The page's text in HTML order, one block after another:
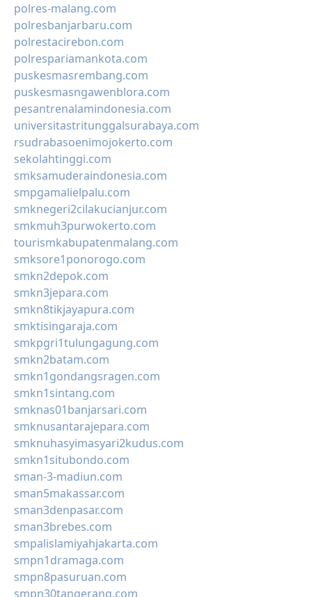
polres-malang.com
polresbanjarbaru.com
polrestacirebon.com
polrespariamankota.com
puskesmasrembang.com
puskesmasngawenblora.com
pesantrenalamindonesia.com
universitastritunggalsurabaya.com
rsudrabasoenimojokerto.com
sekolahtinggi.com
smksamuderaindonesia.com
smpgamalielpalu.com
smknegeri2cilakucianjur.com
smkmuh3purwokerto.com
tourismkabupatenmalang.com
smksore1ponorogo.com
smkn2depok.com
smkn3jepara.com
smkn8tikjayapura.com
smktisingaraja.com
smkpgri1tulungagung.com
smkn2batam.com
smkn1gondangsragen.com
smkn1sintang.com
smknas01banjarsari.com
smknusantarajepara.com
smknuhasyimasyari2kudus.com
smkn1situbondo.com
sman-3-madiun.com
sman5makassar.com
sman3denpasar.com
sman3brebes.com
smpalislamiyahjakarta.com
smpn1dramaga.com
smpn8pasuruan.com
smpn30tangerang.com